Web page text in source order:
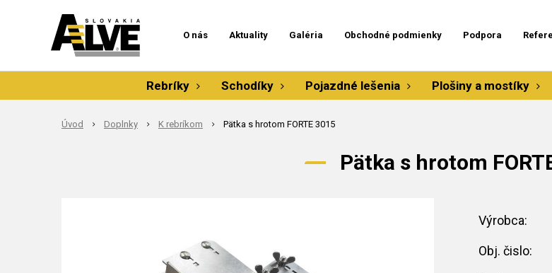
O nás Aktuality Galéria Obchodné podmienky Podpora
Rebríky Schodíky Pojazdné lešenia Plošiny a mostíky
Úvod Doplnky K rebríkom Pätka s hrotom FORTE 3015
Pätka s hrotom
Výrobca:
Obj. čislo: